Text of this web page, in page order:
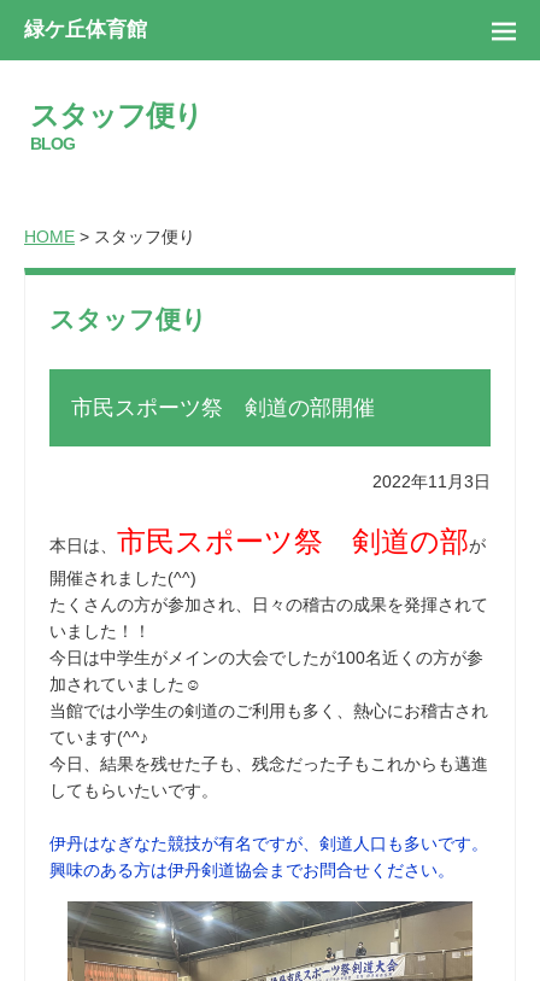
緑ケ丘体育館
スタッフ便り
BLOG
HOME > スタッフ便り
スタッフ便り
市民スポーツ祭 剣道の部開催
2022年11月3日
本日は、 市民スポーツ祭 剣道の部が
開催されました(^^)
たくさんの方が参加され、日々の稽古の成果を発揮されて
いました！！
今日は中学生がメインの大会でしたが100名近くの方が参
加されていました☺
当館では小学生の剣道のご利用も多く、熱心にお稽古され
ています(^^♪
今日、結果を残せた子も、残念だった子もこれからも邁進
してもらいたいです。
伊丹はなぎなた競技が有名ですが、剣道人口も多いです。
興味のある方は伊丹剣道協会までお問合せください。